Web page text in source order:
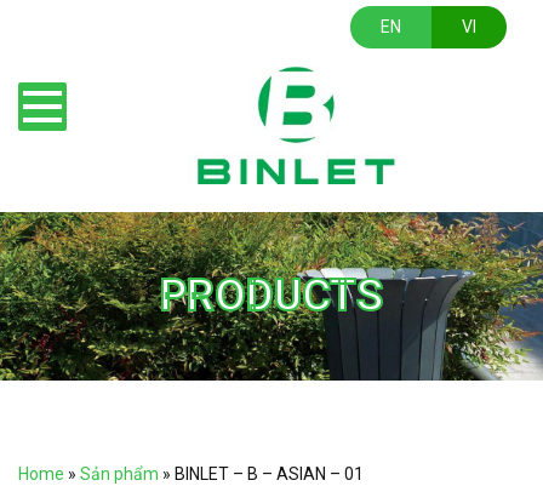
EN VI
PRODUCTS
Home » Sản phẩm » BINLET – B – ASIAN – 01